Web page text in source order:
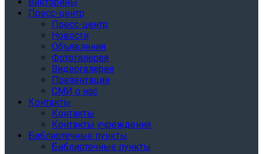
Викторины
Пресс-центр
Пресс-центр
Новости
Объявления
Фотогалерея
Видеогалерея
Презентации
СМИ о нас
Контакты
Контакты
Контакты учреждения
Библиотечные пункты
Библиотечные пункты